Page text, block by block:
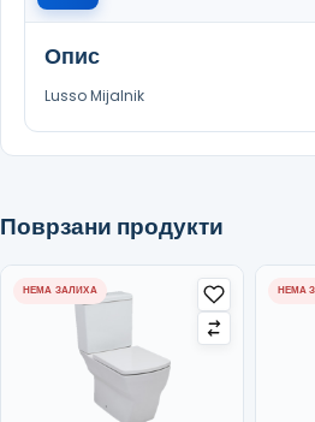
Опис
Lusso Mijalnik
Поврзани продукти
НЕМА ЗАЛИХА НЕМА